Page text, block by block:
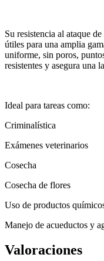
Su resistencia al ataque
útiles para una amplia
uniforme, sin poros,
resistentes y asegura una
Ideal para tareas como:
Criminalística
Exámenes veterinarios
Cosecha
Cosecha de flores
Uso de productos
Manejo de acueductos y
Valoraciones